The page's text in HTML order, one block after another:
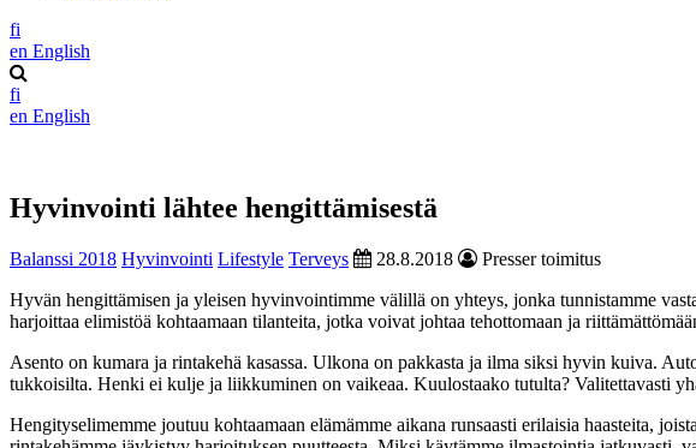
fi
en English
fi
en English
Hyvinvointi lähtee hengittämisestä
Balanssi 2018 Hyvinvointi Lifestyle Terveys 28.8.2018
Presser toimitus
Hyvän hengittämisen ja yleisen hyvinvointimme välillä on yhteys, jonka tunnistamme
harjoittaa elimistöä kohtaamaan tilanteita, jotka voivat johtaa tehottomaan ja
Asento on kumara ja rintakehä kasassa. Ulkona on pakkasta ja ilma siksi hyvin kuiva.
tukkoisilta. Henki ei kulje ja liikkuminen on vaikeaa. Kuulostaako tutulta? Valitettavasti
Hengityselimemme joutuu kohtaamaan elämämme aikana runsaasti erilaisia haasteita,